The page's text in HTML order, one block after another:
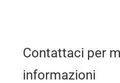
Contattaci per
informazioni